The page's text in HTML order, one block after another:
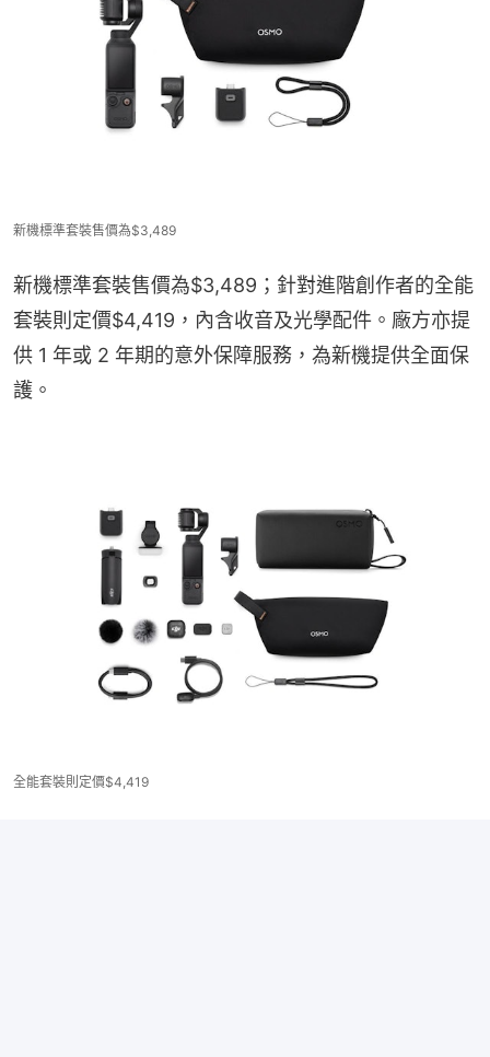
新機標準套裝售價為$3,489
新機標準套裝售價為$3,489；針對進階創作者的全能
套裝則定價$4,419，內含收音及光學配件。廠方亦提
供 1 年或 2 年期的意外保障服務，為新機提供全面保
護。
全能套裝則定價$4,419